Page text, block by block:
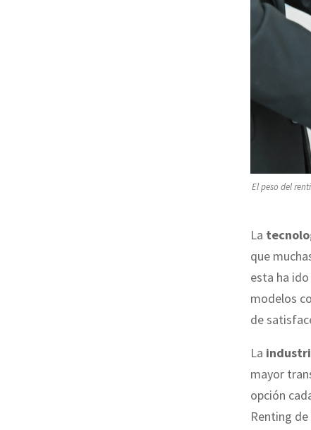
El peso del
La
que
esta ha
modelos
de
La
mayor
opción
Renting